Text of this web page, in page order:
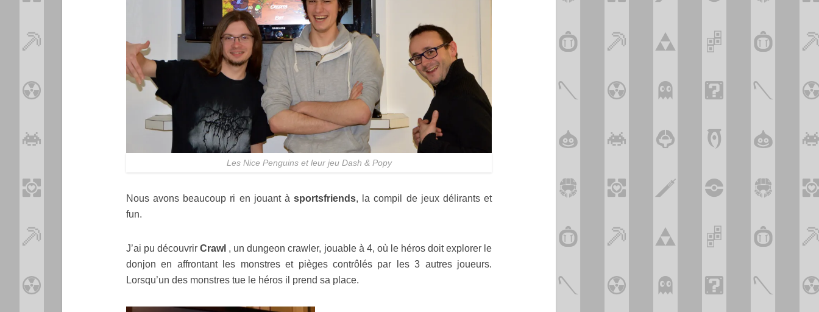
Les Nice Penguins et leur jeu Dash & Popy
Nous avons beaucoup ri en jouant àsportsfriends, la compil de jeux délirants et
fun.
J’ai pu découvrirCrawl , un dungeon crawler, jouable à 4, où le héros doit explorer le
donjon en affrontant les monstres et pièges contrôlés par les 3 autres joueurs.
Lorsqu’un des monstres tue le héros il prend sa place.